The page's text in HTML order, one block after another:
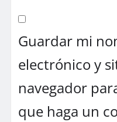
Guardar mi
electrónico y
navegador
que haga un